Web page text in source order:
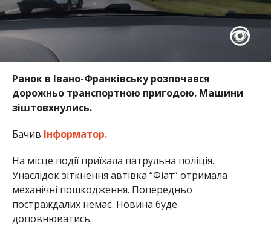
Ранок в Івано-Франківську розпочався
дорожньо транспортною пригодою. Машини
зіштовхнулись.
Бачив Інформатор.
На місце події приїхала патрульна поліція.
Унаслідок зіткнення автівка “Фіат” отримала
механічні пошкодження. Попередньо
постраждалих немає. Новина буде
доповнюватись.